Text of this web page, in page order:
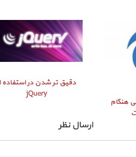
هنگام
دقیق‌ تر شدن در استفاده
jQuery
ارسال نظر